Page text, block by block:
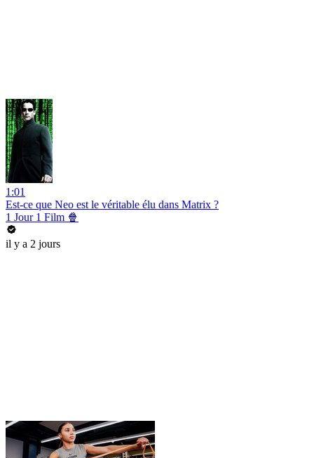
1:01
Est-ce que Neo est le véritable élu dans Matrix ?
1 Jour 1 Film 🍿
il y a 2 jours